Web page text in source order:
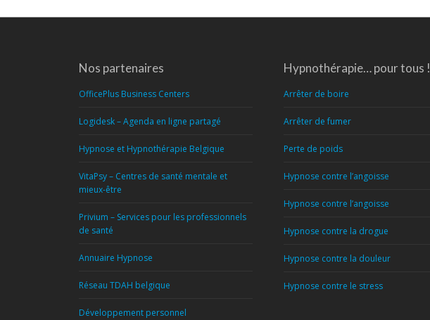
Nos partenaires
OfficePlus Business Centers
Logidesk – Agenda en ligne partagé
Hypnose et Hypnothérapie Belgique
VitaPsy – Centres de santé mentale et
mieux-être
Privium – Services pour les professionnels
de santé
Annuaire Hypnose
Réseau TDAH belgique
Développement personnel
Hypnothérapie… pour tous !
Arrêter de boire
Arrêter de fumer
Perte de poids
Hypnose contre l’angoisse
Hypnose contre l’angoisse
Hypnose contre la drogue
Hypnose contre la douleur
Hypnose contre le stress